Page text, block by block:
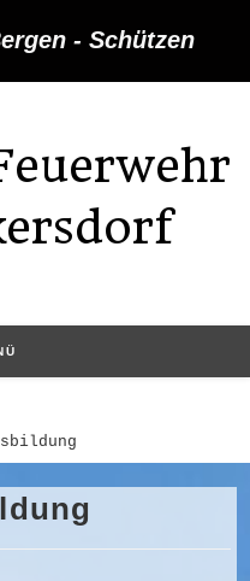
- Schützen